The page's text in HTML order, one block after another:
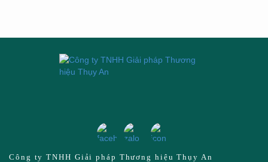
Công ty TNHH Giải pháp Thương hiệu Thụy An